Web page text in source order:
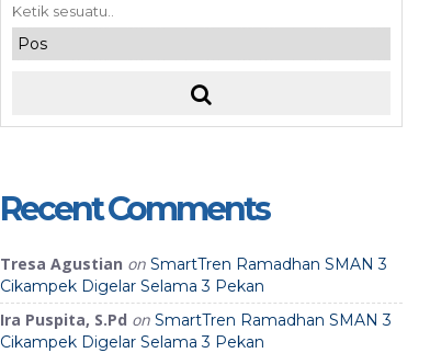
Recent Comments
Tresa Agustian on SmartTren Ramadhan SMAN 3
Cikampek Digelar Selama 3 Pekan
Ira Puspita, S.Pd on SmartTren Ramadhan SMAN 3
Cikampek Digelar Selama 3 Pekan